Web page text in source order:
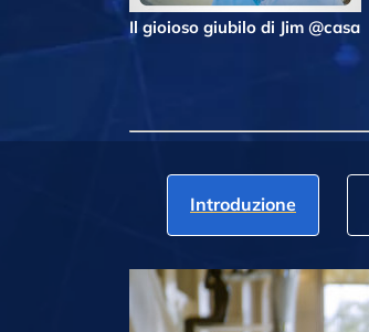
Il gioioso giubilo di Jim @casa
Introduzione